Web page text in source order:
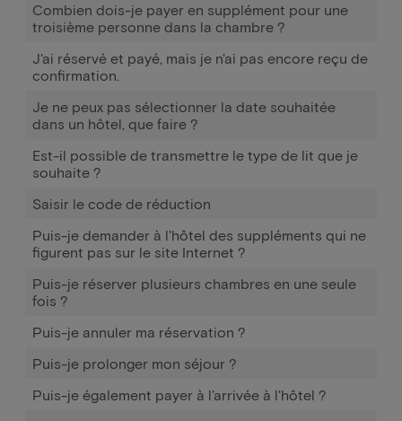
Combien dois-je payer en supplément pour une
troisième personne dans la chambre ?
J'ai réservé et payé, mais je n'ai pas encore reçu de
confirmation.
Je ne peux pas sélectionner la date souhaitée
dans un hôtel, que faire ?
Est-il possible de transmettre le type de lit que je
souhaite ?
Saisir le code de réduction
Puis-je demander à l'hôtel des suppléments qui ne
figurent pas sur le site Internet ?
Puis-je réserver plusieurs chambres en une seule
fois ?
Puis-je annuler ma réservation ?
Puis-je prolonger mon séjour ?
Puis-je également payer à l'arrivée à l'hôtel ?